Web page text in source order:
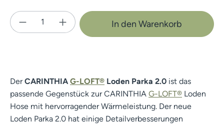
Produkt Anzahl: Gib den gewünschten
In den Warenkorb
DerCARINTHIA G-LOFT® Loden Parka 2.0 ist das
passende Gegenstück zur CARINTHIA G-LOFT® Loden
Hose mit hervorragender Wärmeleistung. Der neue
Loden Parka 2.0 hat einige Detailverbesserungen